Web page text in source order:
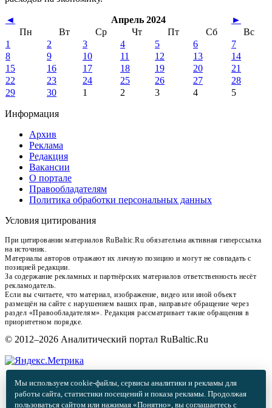
◄ Апрель 2024
►
Пн
Вт Ср Чт Пт Сб
Вс
1
2 3 4 5 6
7
8
9 10 11 12 13
14
15
16 17 18 19 20
21
22
23 24 25 26 27
28
29
30 1 2 3 4 5
Информация
Архив
Реклама
Редакция
Вакансии
О портале
Правообладателям
Политика обработки персональных данных
Условия цитирования
При цитировании материалов RuBaltic.Ru обязательна активная гиперссылка
на источник.
Материалы авторов отражают их личную позицию и могут не совпадать с
позицией редакции.
За содержание рекламных и партнёрских материалов ответственность несёт
рекламодатель.
Если вы считаете, что материал, изображение, видео или иной объект
размещён на сайте с нарушением ваших прав, направьте обращение через
раздел «Правообладателям». Редакция рассматривает такие обращения в
приоритетном порядке.
© 2012–2026 Аналитический портал RuBaltic.Ru
Мы используем cookie-файлы, сервисы аналитики и рекламы для
работы сайта, статистики посещений и показа рекламы. Продолжая
пользоваться сайтом или нажимая «Понятно», вы соглашаетесь с